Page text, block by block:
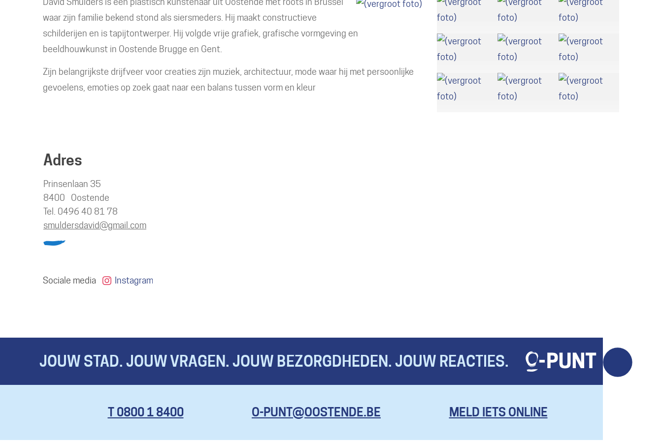
waar zijn familie bekend stond als siersmeders. Hij maakt constructieve
schilderijen en is tapijtontwerper. Hij volgde vrije grafiek, grafische vormgeving en
beeldhouwkunst in Oostende Brugge en Gent.
Zijn belangrijkste drijfveer voor creaties zijn muziek, architectuur, mode waar hij met persoonlijke
gevoelens, emoties op zoek gaat naar een balans tussen vorm en kleur
Adres
Prinsenlaan 35
,8400
Oostende
Tel./GSM
0496 40 81 78
E-
mail
smuldersdavid@gmail.com
Sociale media Instagram
JOUW STAD. JOUW VRAGEN. JOUW BEZORGDHEDEN. JOUW REACTIES.
KOM HIER
MET AL JE
T 0800 1 8400 O-PUNT@OOSTENDE.BE MELD IETS ONLINE